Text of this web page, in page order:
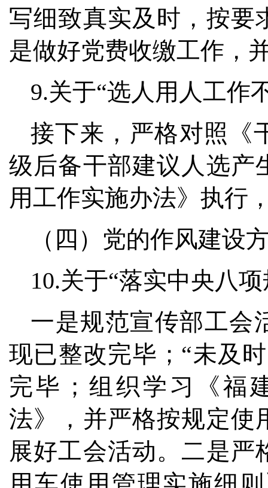
写细致真实及时，按要
是做好党费收缴工作，
9.关于“选人用人工作
接下来，严格对照《
级后备干部建议人选产
用工作实施办法》执行
（四）党的作风建设
10.关于“落实中央八
一是规范宣传部工会
现已整改完毕；“未及
完毕；组织学习《福
法》，并严格按规定使
展好工会活动。二是严